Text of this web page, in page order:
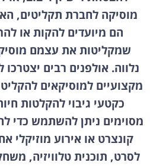
מוסיקה לחברת תקליטים,
הם מיועדים להקות או
שמקליטות את עצמם
נלווה. אולפנים רבים
מקצועיים למוסיקאים
כקטעי גיבוי להקלטות
מסוימים ניתן להשתמש כדי
קונצרט או אירוע מוזיקלי
לסרט, תוכנית טלוויזיה,